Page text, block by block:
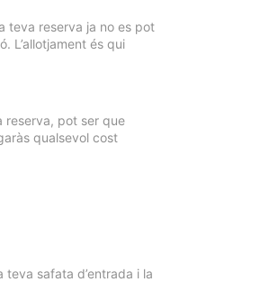
teva reserva ja no es pot
L’allotjament és qui
reserva, pot ser que
qualsevol cost
teva safata d’entrada i la